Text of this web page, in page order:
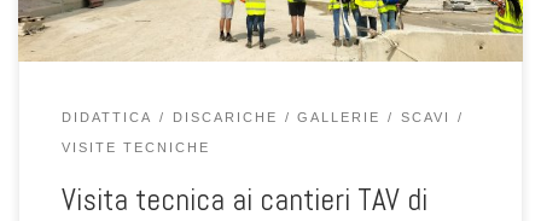
DIDATTICA DISCARICHE GALLERIE SCAVI
VISITE TECNICHE
Visita tecnica ai cantieri TAV di